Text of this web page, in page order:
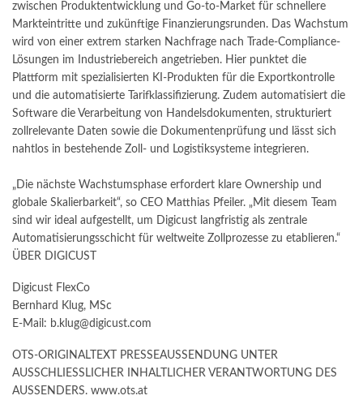
zwischen Produktentwicklung und Go-to-Market für schnellere
Markteintritte und zukünftige Finanzierungsrunden. Das Wachstum
wird von einer extrem starken Nachfrage nach Trade-Compliance-
Lösungen im Industriebereich angetrieben. Hier punktet die
Plattform mit spezialisierten KI-Produkten für die Exportkontrolle
und die automatisierte Tarifklassifizierung. Zudem automatisiert die
Software die Verarbeitung von Handelsdokumenten, strukturiert
zollrelevante Daten sowie die Dokumentenprüfung und lässt sich
nahtlos in bestehende Zoll- und Logistiksysteme integrieren.
„Die nächste Wachstumsphase erfordert klare Ownership und
globale Skalierbarkeit“, so CEO Matthias Pfeiler. „Mit diesem Team
sind wir ideal aufgestellt, um Digicust langfristig als zentrale
Automatisierungsschicht für weltweite Zollprozesse zu etablieren.“
ÜBER DIGICUST
Digicust FlexCo
Bernhard Klug, MSc
E-Mail: b.klug@digicust.com
OTS-ORIGINALTEXT PRESSEAUSSENDUNG UNTER
AUSSCHLIESSLICHER INHALTLICHER VERANTWORTUNG DES
AUSSENDERS. www.ots.at